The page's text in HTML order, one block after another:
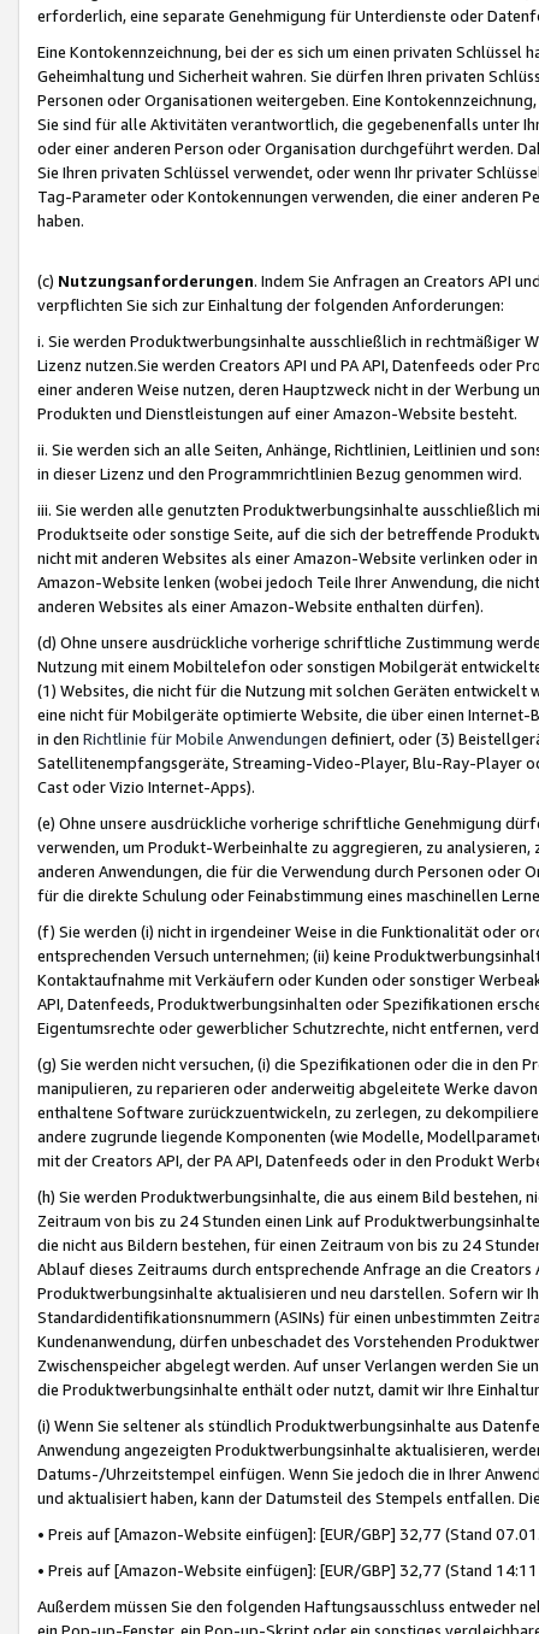
erforderlich, eine separate Genehmigung für Unterdienste oder
Eine Kontokennzeichnung, bei der es sich um einen privaten
Geheimhaltung und Sicherheit wahren. Sie dürfen Ihren privaten
Personen oder Organisationen weitergeben. Eine
Sie sind für alle Aktivitäten verantwortlich, die gegebenenfalls unter
oder einer anderen Person oder Organisation durchgeführt werden.
Sie Ihren privaten Schlüssel verwendet, oder wenn Ihr privater
Tag-Parameter oder Kontokennungen verwenden, die einer anderen
haben.
(c) Nutzungsanforderungen. Indem Sie Anfragen an Creators API
verpflichten Sie sich zur Einhaltung der folgenden Anforderungen:
i. Sie werden Produktwerbungsinhalte ausschließlich in rechtmäßiger
Lizenz nutzen.Sie werden Creators API und PA API, Datenfeeds oder
einer anderen Weise nutzen, deren Hauptzweck nicht in der Werbung
Produkten und Dienstleistungen auf einer Amazon-Website besteht.
ii. Sie werden sich an alle Seiten, Anhänge, Richtlinien, Leitlinien und
in dieser Lizenz und den Programmrichtlinien Bezug genommen wird.
iii. Sie werden alle genutzten Produktwerbungsinhalte ausschließlich
Produktseite oder sonstige Seite, auf die sich der betreffende
nicht mit anderen Websites als einer Amazon-Website verlinken oder
Amazon-Website lenken (wobei jedoch Teile Ihrer Anwendung, die
anderen Websites als einer Amazon-Website enthalten dürfen).
(d) Ohne unsere ausdrückliche vorherige schriftliche Zustimmung
Nutzung mit einem Mobiltelefon oder sonstigen Mobilgerät
(1) Websites, die nicht für die Nutzung mit solchen Geräten
eine nicht für Mobilgeräte optimierte Website, die über einen
in den Richtlinie für Mobile Anwendungen definiert, oder (3)
Satellitenempfangsgeräte, Streaming-Video-Player, Blu-Ray-Player
Cast oder Vizio Internet-Apps).
(e) Ohne unsere ausdrückliche vorherige schriftliche Genehmigung
verwenden, um Produkt-Werbeinhalte zu aggregieren, zu
anderen Anwendungen, die für die Verwendung durch Personen
für die direkte Schulung oder Feinabstimmung eines maschinellen
(f) Sie werden (i) nicht in irgendeiner Weise in die Funktionalität oder
entsprechenden Versuch unternehmen; (ii) keine
Kontaktaufnahme mit Verkäufern oder Kunden oder sonstiger
API, Datenfeeds, Produktwerbungsinhalten oder Spezifikationen
Eigentumsrechte oder gewerblicher Schutzrechte, nicht entfernen,
(g) Sie werden nicht versuchen, (i) die Spezifikationen oder die in
manipulieren, zu reparieren oder anderweitig abgeleitete Werke
enthaltene Software zurückzuentwickeln, zu zerlegen, zu
andere zugrunde liegende Komponenten (wie Modelle,
mit der Creators API, der PA API, Datenfeeds oder in den Produkt
(h) Sie werden Produktwerbungsinhalte, die aus einem Bild bestehen,
Zeitraum von bis zu 24 Stunden einen Link auf
die nicht aus Bildern bestehen, für einen Zeitraum von bis zu 24
Ablauf dieses Zeitraums durch entsprechende Anfrage an die
Produktwerbungsinhalte aktualisieren und neu darstellen. Sofern wir
Standardidentifikationsnummern (ASINs) für einen unbestimmten
Kundenanwendung, dürfen unbeschadet des Vorstehenden
Zwischenspeicher abgelegt werden. Auf unser Verlangen werden Sie
die Produktwerbungsinhalte enthält oder nutzt, damit wir Ihre
(i) Wenn Sie seltener als stündlich Produktwerbungsinhalte aus
Anwendung angezeigten Produktwerbungsinhalte aktualisieren,
Datums-/Uhrzeitstempel einfügen. Wenn Sie jedoch die in Ihrer
und aktualisiert haben, kann der Datumsteil des Stempels entfallen.
• Preis auf [Amazon-Website einfügen]: [EUR/GBP] 32,77 (Stand
• Preis auf [Amazon-Website einfügen]: [EUR/GBP] 32,77 (Stand
Außerdem müssen Sie den folgenden Haftungsausschluss entweder
ein Pop-up-Fenster, ein Pop-up-Skript oder ein sonstiges